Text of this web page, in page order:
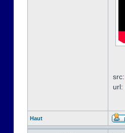
src:
url:
Haut